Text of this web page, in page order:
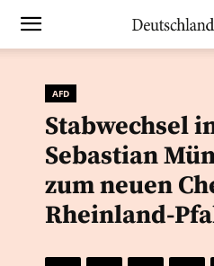
AFD
Stabwechsel
Sebastian
zum neuen
Rheinland-